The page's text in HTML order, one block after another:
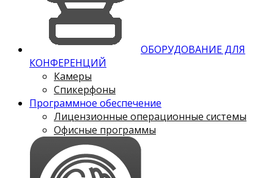
ОБОРУДОВАНИЕ ДЛЯ
КОНФЕРЕНЦИЙ
Камеры
Спикерфоны
Программное обеспечение
Лицензионные операционные системы
Офисные программы